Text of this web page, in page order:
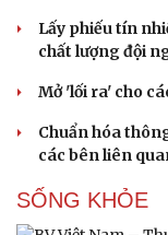
Lấy phiếu tín
chất lượng đội
Mở 'lối ra' cho
Chuẩn hóa
các bên liên
SỐNG KHỎE